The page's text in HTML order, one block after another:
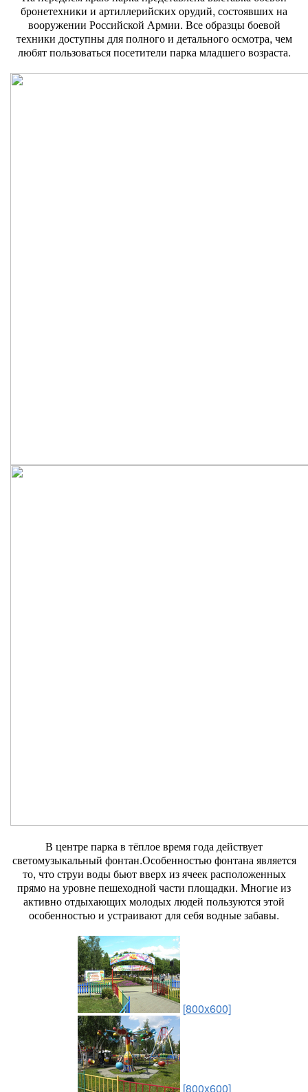
бронетехники и артиллерийских орудий, состоявших на
вооружении Российской Армии. Все образцы боевой
техники доступны для полного и детального осмотра, чем
любят пользоваться посетители парка младшего возраста.
В центре парка в тёплое время года действует
светомузыкальный фонтан.Особенностью фонтана является
то, что струи воды бьют вверх из ячеек расположенных
прямо на уровне пешеходной части площадки. Многие из
активно отдыхающих молодых людей пользуются этой
особенностью и устраивают для себя водные забавы.
[800x600]
[800x600]